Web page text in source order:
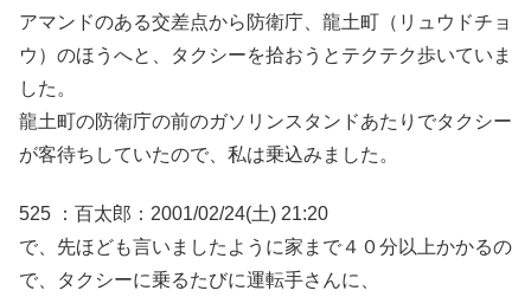
アマンドのある交差点から防衛庁、龍土町（リュウドチョ
ウ）のほうへと、タクシーを拾おうとテクテク歩いていま
した。
龍土町の防衛庁の前のガソリンスタンドあたりでタクシー
が客待ちしていたので、私は乗込みました。
525 ：百太郎：2001/02/24(土) 21:20
で、先ほども言いましたように家まで４０分以上かかるの
で、タクシーに乗るたびに運転手さんに、